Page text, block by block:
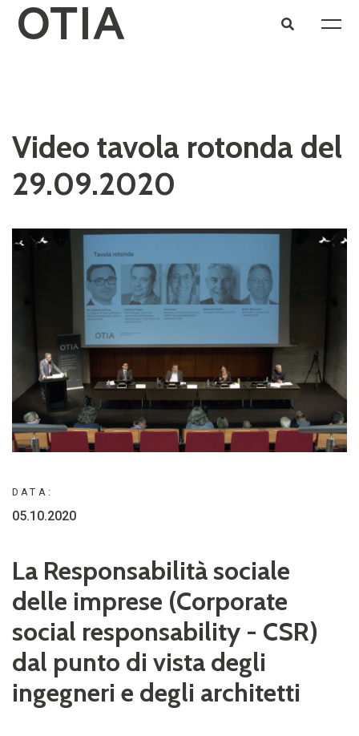
Video tavola rotonda del
29.09.2020
DATA:
05.10.2020
La Responsabilità sociale
delle imprese (Corporate
social responsability - CSR)
dal punto di vista degli
ingegneri e degli architetti